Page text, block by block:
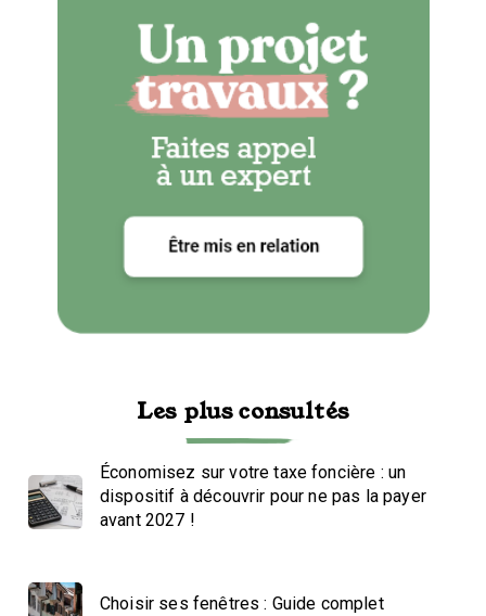
Les plus consultés
Économisez sur votre taxe foncière : un
dispositif à découvrir pour ne pas la payer
avant 2027 !
Choisir ses fenêtres : Guide complet